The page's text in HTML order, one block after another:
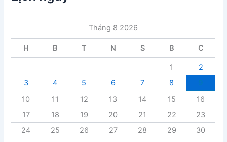
i
Tháng 8 2026
H B T N S B C
1
2
3
4 5 6 7 8
10
11 12 13 14 15
16
17
18 19 20 21 22
23
24
25 26 27 28 29
30